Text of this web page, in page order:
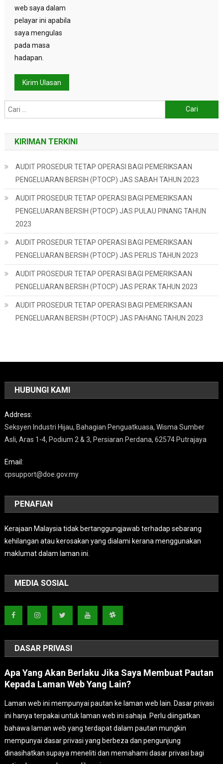
web saya dalam
pelayar ini apabila
saya mengulas
pada masa
hadapan.
KIRIMAN TERKINI
AUDIT PROSEDUR TETAP OPERASI BAGI PEMERIKSAAN
PENGELUARAN BERSIH (PTOCP) JAS SABAH TAHUN 2023
AUDIT PROSEDUR TETAP OPERASI BAGI PEMERIKSAAN
PENGELUARAN BERSIH (PTOCP) JAS PULAU PINANG TAHUN
2023
AUDIT PROSEDUR TETAP OPERASI BAGI PEMERIKSAAN
PENGELUARAN BERSIH (PTOCP) JAS PERLIS TAHUN 2023
AUDIT PROSEDUR TETAP OPERASI BAGI PEMERIKSAAN
PENGELUARAN BERSIH (PTOCP) JAS PERAK TAHUN 2023
AUDIT PROSEDUR TETAP OPERASI BAGI PEMERIKSAAN
PENGELUARAN BERSIH (PTOCP) JAS PAHANG TAHUN 2023
HUBUNGI KAMI
Address:
Seksyen Industri Hijau, Bahagian Penguatkuasa, Wisma Sumber
Asli, Aras 1-4, Podium 2 & 3, Persiaran Perdana, 62574 Putrajaya
Email:
cpsupport@doe.gov.my
PENAFIAN
Kerajaan Malaysia tidak bertanggungjawab terhadap sebarang
kehilangan atau kerosakan yang dialami kerana menggunakan
maklumat dalam laman ini.
MEDIA SOSIAL
DASAR PRIVASI
Apa Yang Akan Berlaku Jika Saya Membuat Pautan
Kepada Laman Web Yang Lain?
Laman web ini mempunyai pautan ke laman web lain. Dasar privasi
ini hanya terpakai untuk laman web ini sahaja. Perlu diingatkan
bahawa laman web yang terdapat dalam pautan mungkin
mempunyai dasar privasi yang berbeza dan pengunjung
dinasihatkan supaya meneliti dan memahami dasar privasi bagi